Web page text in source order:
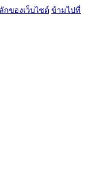
ของเว็บไซต์ ข้ามไปที่